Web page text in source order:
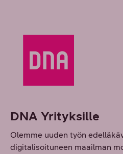
DNA Yrityksille
Olemme uuden työn
digitalisoituneen maailman